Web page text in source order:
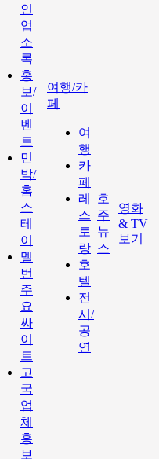
인
업
소
록
홍
보/
이
벤
트
민
박/
홈
스
테
이
멜
번
주
요
싸
이
트
고
국
업
체
홍
보
여행/카
페
여
행
카
페
레
스
토
랑
호
텔
전
시/
공
연
호
주
뉴
스
영화
& TV
보기